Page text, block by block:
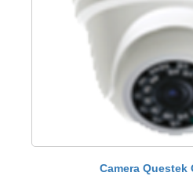
Camera Questek